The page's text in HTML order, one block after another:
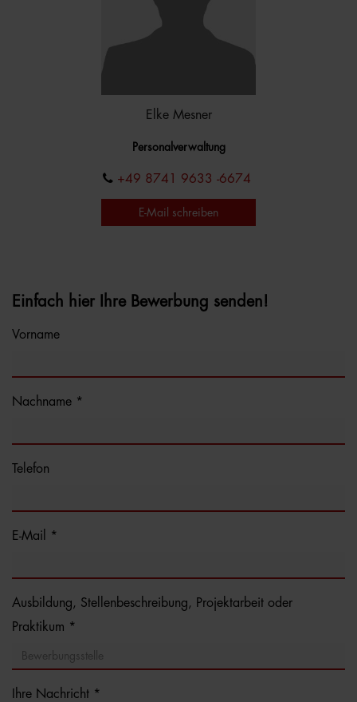
Elke Mesner
Personalverwaltung
+49 8741 9633 -6674
E-Mail schreiben
Einfach hier Ihre Bewerbung senden!
Vorname
Nachname *
Telefon
E-Mail *
Ausbildung, Stellenbeschreibung, Projektarbeit oder
Praktikum *
Ihre Nachricht *